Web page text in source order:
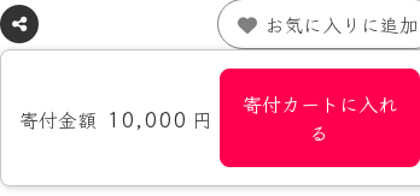
お気に入りに追加
寄付金額 10,000 円
寄付カートに入れ
る